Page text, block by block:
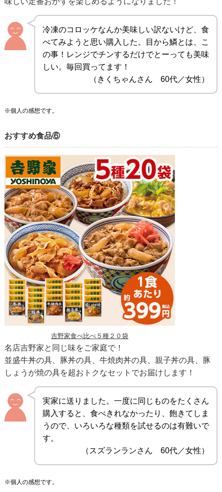
冷凍のコロッケなんか美味しい訳ないけど、食
べてみようと思い購入した。目から鱗とは、こ
の事！レンジでチンするだけでとーっても美味
しい。毎回買ってます！
（きくちゃんさん 60代／女性）
※個人の感想です。
おすすめ食品⑥
吉野家食べ比べ５種２０袋
名店吉野家と同じ味をご家庭で！
並盛牛丼の具、豚丼の具、牛焼肉丼の具、親子丼の具、豚
しょうが焼の具を超おトクなセットでお届けします！
実家に送りました。一度に同じものをたくさん
購入すると、食べきれなかったり、飽きてしま
うので、いろいろな種類を試せるのは有難いで
す。
（スズランランさん 60代／女性）
※個人の感想です。